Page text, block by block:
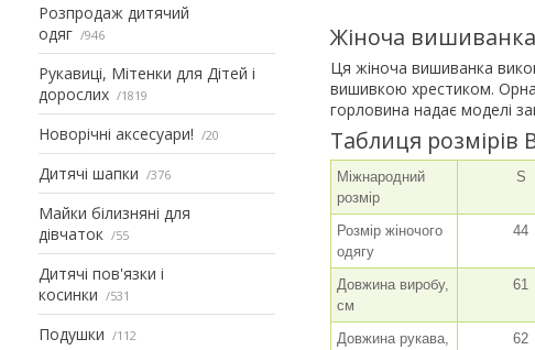
Розпродаж дитячий
одяг
946
Рукавиці, Мітенки для Дітей і
дорослих
1819
Новорічні аксесуари! 20
Дитячі шапки 376
Майки білизняні для
дівчаток
55
Дитячі пов'язки і
косинки
531
Подушки 112
Жіноча
Ця жіноча вишиванка
вишивкою хрестиком.
горловина надає моделі
Таблиця
Міжнародний
розмір
S
Розмір жіночого
одягу
44
Довжина виробу,
см
61
Довжина рукава,
62